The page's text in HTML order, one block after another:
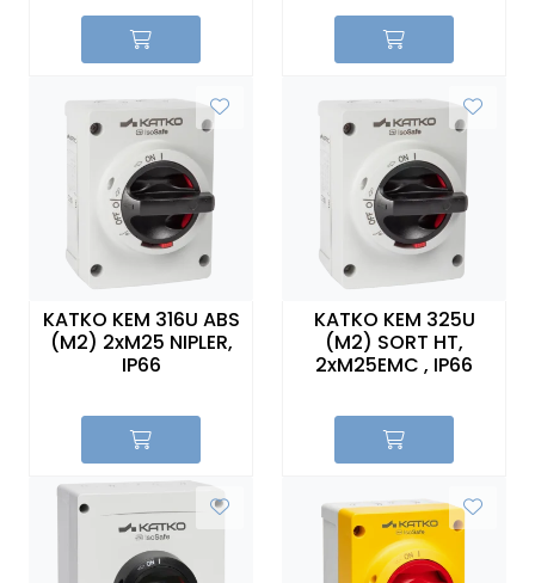
KATKO KEM 316U ABS
(M2) 2xM25 NIPLER,
IP66
KATKO KEM 325U
(M2) SORT HT,
2xM25EMC , IP66